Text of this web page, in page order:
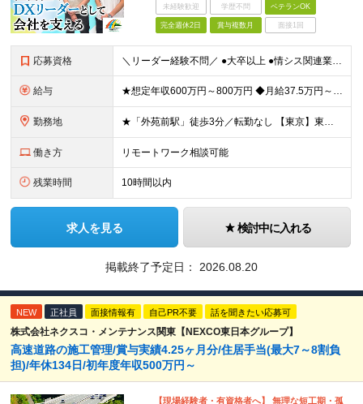
未経験歓迎 学歴不問 ベテランOK
完全週休2日 賞与複数月 面接1回
応募資格 ＼リーダー経験不問／ ●大卒以上 ●情シス関連業務の実務経験(2～3年を想定) ～こんな方に最適なポジションです～ ・大きな裁量、スケール感で企画を動かしたい方 ・アイデアや経験を活かして構想から関
給与 ★想定年収600万円～800万円 ◆月給37.5万円～50万円＋賞与年2回 ※経験・年齢・能力などを考慮の上、決定します。 ※残業代は管理職採用のためなし ※試用期間3ヶ月(期間中の待遇等に差異なし
勤務地 ★「外苑前駅」徒歩3分／転勤なし 【東京】東京都港区南青山2-12-14 ユニマット青山ビル ※(変更の範囲)上記を除く当社関連勤務地
働き方 リモートワーク相談可能
残業時間 10時間以内
求人を見る 検討中に入れる
掲載終了予定日： 2026.08.20
NEW 正社員 面接情報有 自己PR不要 話を聞きたい応募可
株式会社ネクスコ・メンテナンス関東【NEXCO東日本グループ】
高速道路の施工管理/賞与実績4.25ヶ月分/住居手当(最大7～8割負
担)/年休134日/初年度年収500万円～
【現場経験者・有資格者へ】 無理な短工期・孤